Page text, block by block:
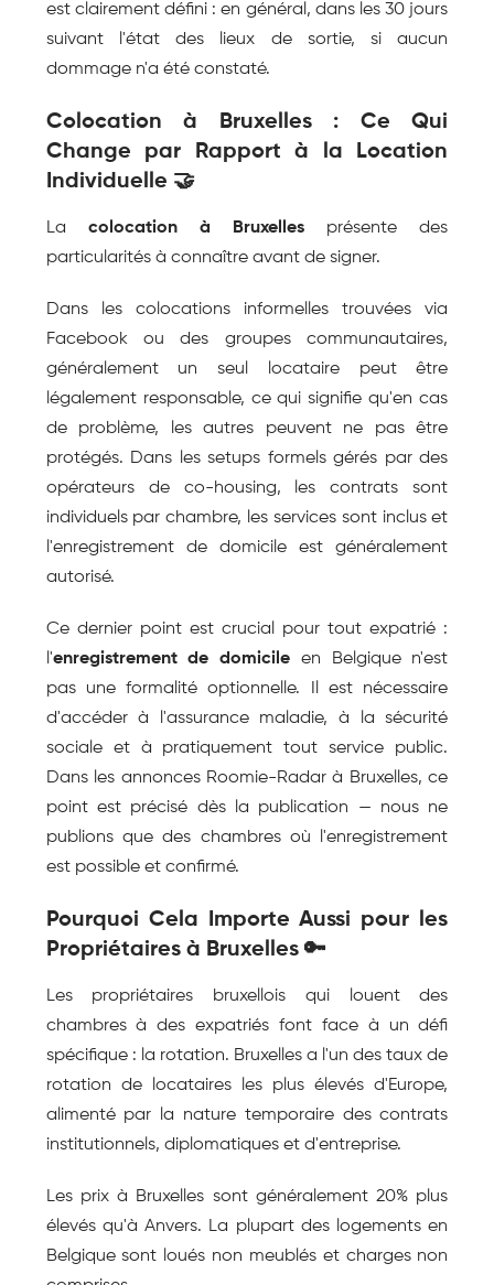
est clairement défini : en général, dans les 30 jours
suivant l'état des lieux de sortie, si aucun
dommage n'a été constaté.
Colocation à Bruxelles : Ce Qui
Change par Rapport à la Location
Individuelle 🤝
La colocation à Bruxelles présente des
particularités à connaître avant de signer.
Dans les colocations informelles trouvées via
Facebook ou des groupes communautaires,
généralement un seul locataire peut être
légalement responsable, ce qui signifie qu'en cas
de problème, les autres peuvent ne pas être
protégés. Dans les setups formels gérés par des
opérateurs de co-housing, les contrats sont
individuels par chambre, les services sont inclus et
l'enregistrement de domicile est généralement
autorisé.
Ce dernier point est crucial pour tout expatrié :
l'enregistrement de domicile en Belgique n'est
pas une formalité optionnelle. Il est nécessaire
d'accéder à l'assurance maladie, à la sécurité
sociale et à pratiquement tout service public.
Dans les annonces Roomie-Radar à Bruxelles, ce
point est précisé dès la publication — nous ne
publions que des chambres où l'enregistrement
est possible et confirmé.
Pourquoi Cela Importe Aussi pour les
Propriétaires à Bruxelles 🔑
Les propriétaires bruxellois qui louent des
chambres à des expatriés font face à un défi
spécifique : la rotation. Bruxelles a l'un des taux de
rotation de locataires les plus élevés d'Europe,
alimenté par la nature temporaire des contrats
institutionnels, diplomatiques et d'entreprise.
Les prix à Bruxelles sont généralement 20% plus
élevés qu'à Anvers. La plupart des logements en
Belgique sont loués non meublés et charges non